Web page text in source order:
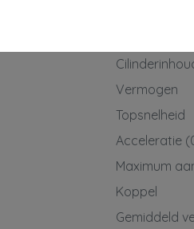
*Op onze servicepakketten zijn
specifieke voorwaarden van
Vermogen
Topsnelheid
Acceleratie
Maximum
Koppel
Gemiddeld